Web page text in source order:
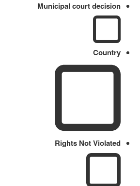
Municipal court decision
Country
Rights Not Violated